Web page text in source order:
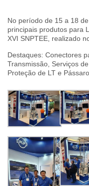
No período de 15 a 18
principais produtos para
XVI SNPTEE, realizado
Destaques: Conectores
Transmissão, Serviços
Proteção de LT e